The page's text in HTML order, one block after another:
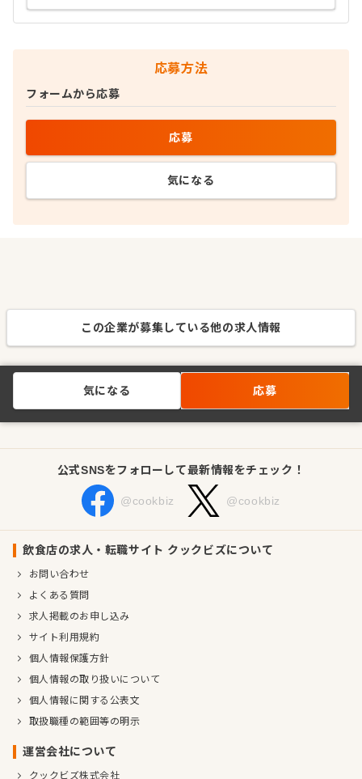
応募方法
フォームから応募
応募
気になる
この企業が募集している他の求人情報
気になる 応募
公式SNSをフォローして最新情報をチェック！
@cookbiz @cookbiz
飲食店の求人・転職サイト クックビズについて
お問い合わせ
よくある質問
求人掲載のお申し込み
サイト利用規約
個人情報保護方針
個人情報の取り扱いについて
個人情報に関する公表文
取扱職種の範囲等の明示
運営会社について
クックビズ株式会社